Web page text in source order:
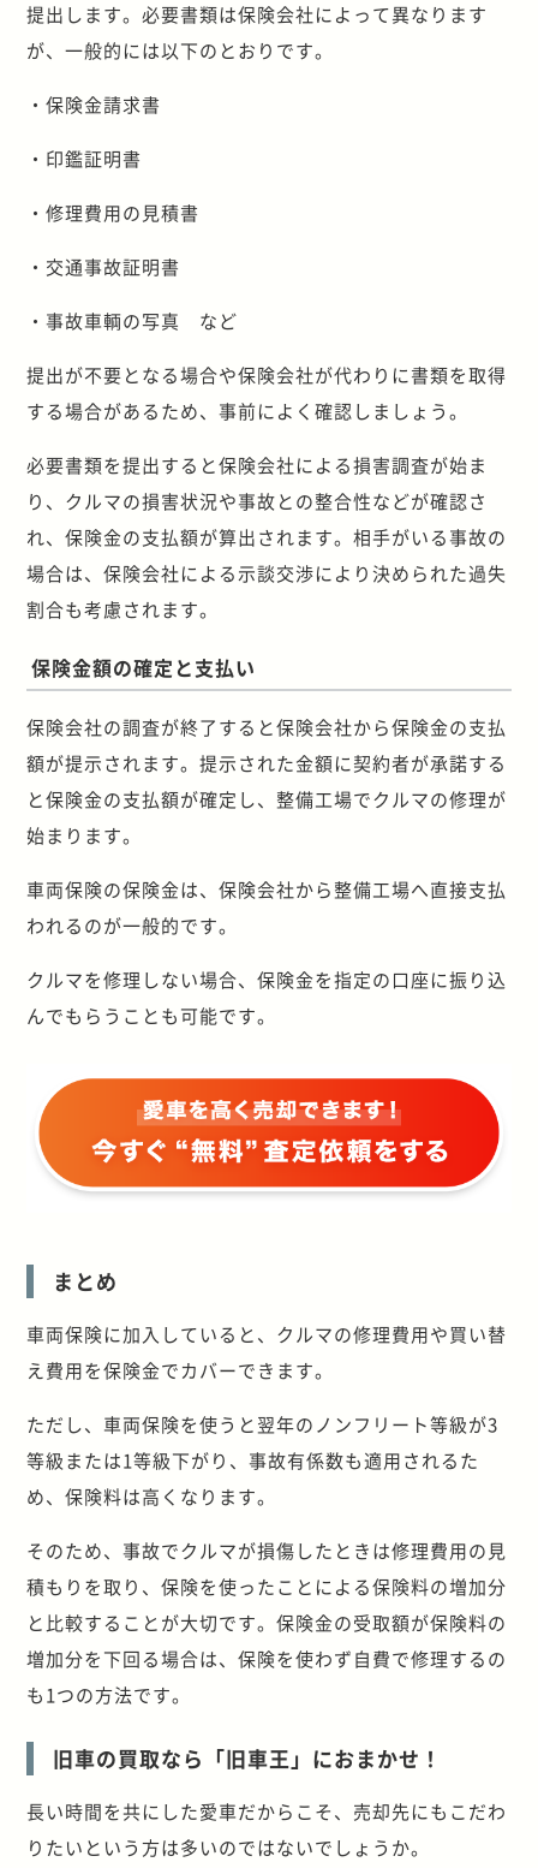
提出します。必要書類は保険会社によって異なります
が、一般的には以下のとおりです。
・保険金請求書
・印鑑証明書
・修理費用の見積書
・交通事故証明書
・事故車輌の写真 など
提出が不要となる場合や保険会社が代わりに書類を取得
する場合があるため、事前によく確認しましょう。
必要書類を提出すると保険会社による損害調査が始ま
り、クルマの損害状況や事故との整合性などが確認さ
れ、保険金の支払額が算出されます。相手がいる事故の
場合は、保険会社による示談交渉により決められた過失
割合も考慮されます。
保険金額の確定と支払い
保険会社の調査が終了すると保険会社から保険金の支払
額が提示されます。提示された金額に契約者が承諾する
と保険金の支払額が確定し、整備工場でクルマの修理が
始まります。
車両保険の保険金は、保険会社から整備工場へ直接支払
われるのが一般的です。
クルマを修理しない場合、保険金を指定の口座に振り込
んでもらうことも可能です。
まとめ
車両保険に加入していると、クルマの修理費用や買い替
え費用を保険金でカバーできます。
ただし、車両保険を使うと翌年のノンフリート等級が3
等級または1等級下がり、事故有係数も適用されるた
め、保険料は高くなります。
そのため、事故でクルマが損傷したときは修理費用の見
積もりを取り、保険を使ったことによる保険料の増加分
と比較することが大切です。保険金の受取額が保険料の
増加分を下回る場合は、保険を使わず自費で修理するの
も1つの方法です。
旧車の買取なら「旧車王」におまかせ！
長い時間を共にした愛車だからこそ、売却先にもこだわ
りたいという方は多いのではないでしょうか。